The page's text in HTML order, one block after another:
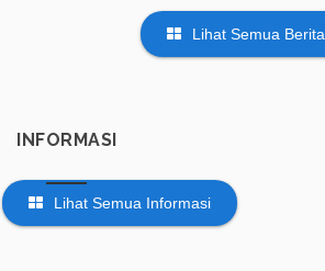
Lihat Semua Berita
INFORMASI
Lihat Semua Informasi